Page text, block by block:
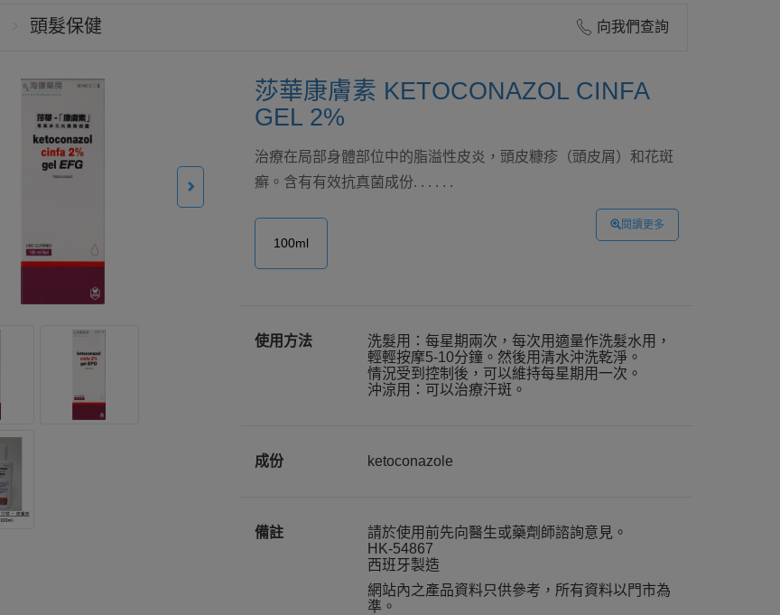
頭髮保健 向我們查詢
莎華康膚素 KETOCONAZOL CINFA
GEL 2%
治療在局部身體部位中的脂溢性皮炎，頭皮糠疹（頭皮屑）和花斑
癬。含有有效抗真菌成份. . . . . .
閱讀更多
100ml
使用方法
洗髮用：每星期兩次，每次用適量作洗髮水用，
輕輕按摩5-10分鐘。然後用清水沖洗乾淨。
情況受到控制後，可以維持每星期用一次。
沖涼用：可以治療汗斑。
成份 ketoconazole
備註
請於使用前先向醫生或藥劑師諮詢意見。
HK-54867
西班牙製造
網站內之產品資料只供參考，所有資料以門市為
準。